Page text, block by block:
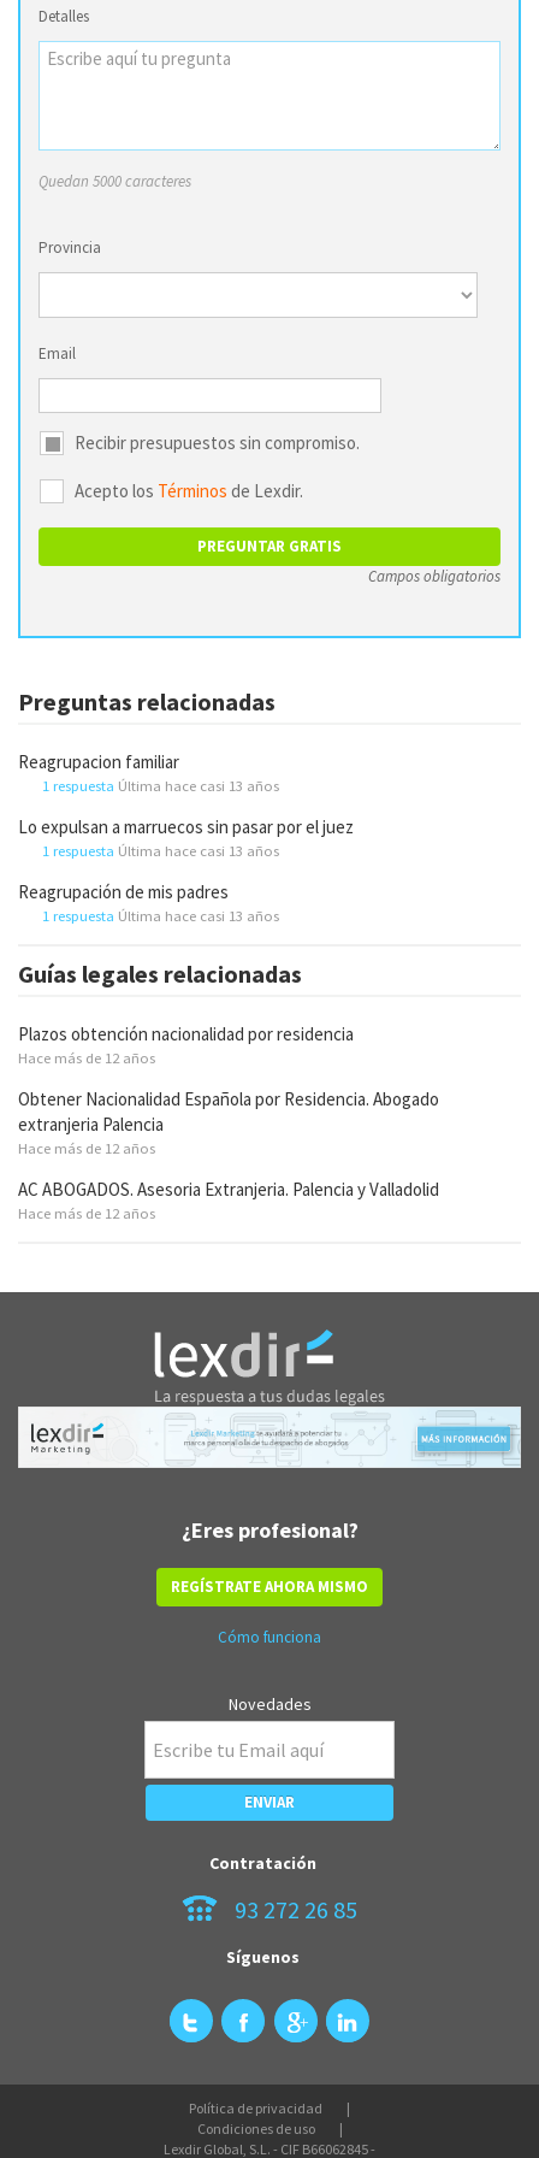
Detalles
Quedan 5000 caracteres
Provincia
Email
Recibir presupuestos sin compromiso.
Acepto los Términos de Lexdir.
Campos obligatorios
Preguntas relacionadas
Reagrupacion familiar
1 respuesta Última hace casi 13 años
Lo expulsan a marruecos sin pasar por el juez
1 respuesta Última hace casi 13 años
Reagrupación de mis padres
1 respuesta Última hace casi 13 años
Guías legales relacionadas
Plazos obtención nacionalidad por residencia
Hace más de 12 años
Obtener Nacionalidad Española por Residencia. Abogado
extranjeria Palencia
Hace más de 12 años
AC ABOGADOS. Asesoria Extranjeria. Palencia y Valladolid
Hace más de 12 años
¿Eres profesional?
REGÍSTRATE AHORA MISMO
Cómo funciona
Novedades
Contratación
93 272 26 85
Síguenos
Política de privacidad
Condiciones de uso
Lexdir Global, S.L. - CIF B66062845 -